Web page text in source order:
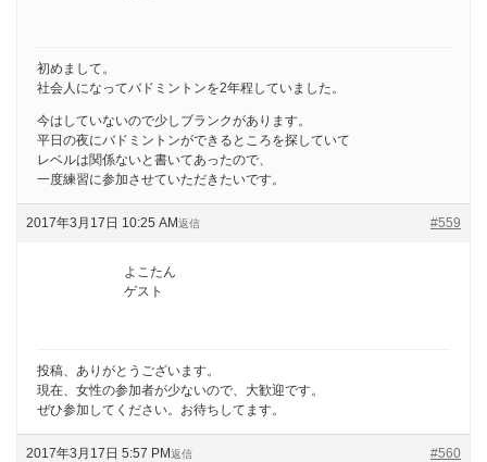
初めまして。
社会人になってバドミントンを2年程していました。
今はしていないので少しブランクがあります。
平日の夜にバドミントンができるところを探していて
レベルは関係ないと書いてあったので、
一度練習に参加させていただきたいです。
2017年3月17日 10:25 AM #559
返信
よこたん
ゲスト
投稿、ありがとうございます。
現在、女性の参加者が少ないので、大歓迎です。
ぜひ参加してください。お待ちしてます。
2017年3月17日 5:57 PM #560
返信